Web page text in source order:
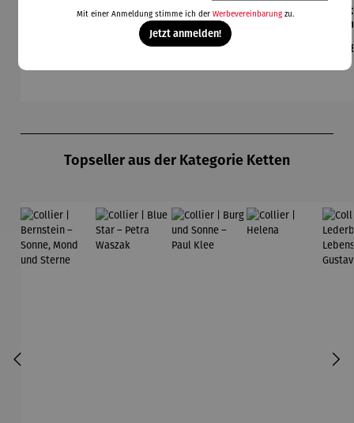
Armbandu
Bronzebil
d auf
Schiefer
"Sternzeic
Regulärer Preis:
44,95 €
Gemälde |
Raben
Sternzeich
en –
Regulärer Preis:
138,00 €
Kette mit
Topseller aus der Kategorie Ketten
Mit einer Anmeldung stimme ich der Werbevereinbarungzu.
Jetzt anmelden!